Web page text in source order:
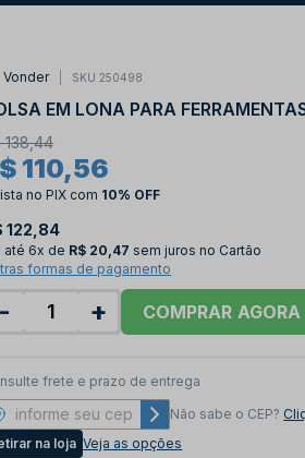
Vonder SKU 250498
EM LONA PARA
138,44
110,56
no PIX com 10% OFF
122,84
até 6x de R$ 20,47 sem juros no Cartão
formas de pagamento
- + COMPRAR
frete e prazo de entrega
Não sabe o CEP?
na loja Veja as opções